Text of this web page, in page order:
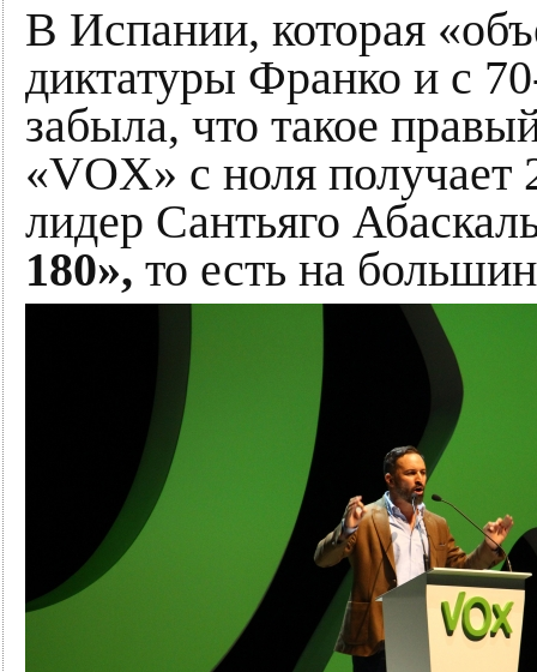
В Испании, которая
диктатуры Франко и с
забыла, что такое
«VOX» с ноля получает
лидер Сантьяго
180», то есть на